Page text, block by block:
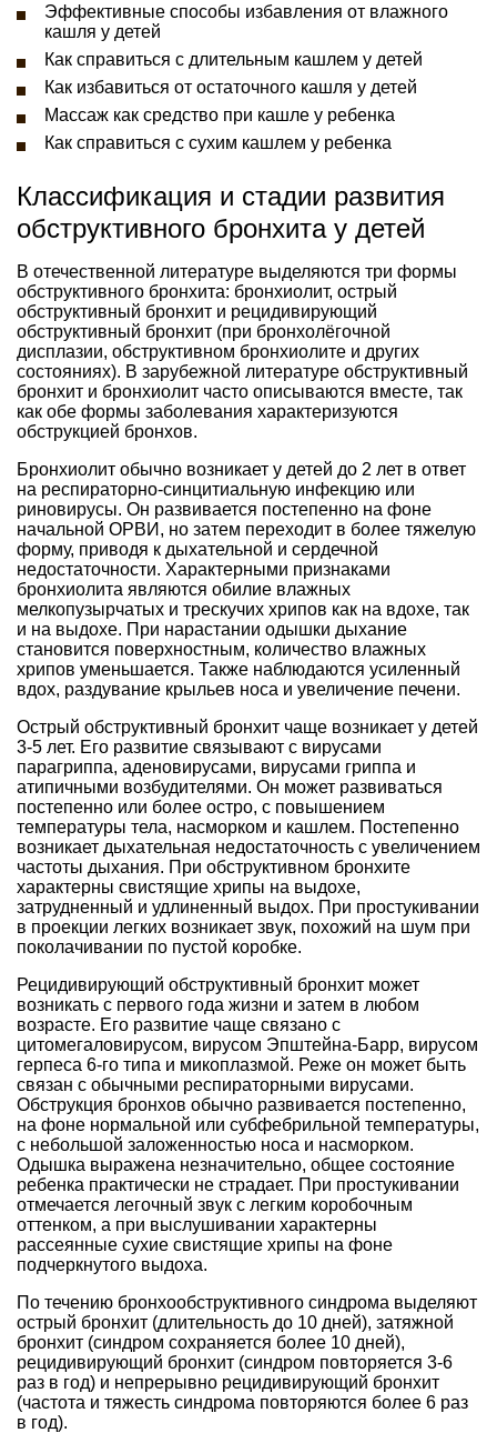
Эффективные способы избавления от влажного
кашля у детей
Как справиться с длительным кашлем у детей
Как избавиться от остаточного кашля у детей
Массаж как средство при кашле у ребенка
Как справиться с сухим кашлем у ребенка
Классификация и стадии развития
обструктивного бронхита у детей
В отечественной литературе выделяются три формы
обструктивного бронхита: бронхиолит, острый
обструктивный бронхит и рецидивирующий
обструктивный бронхит (при бронхолёгочной
дисплазии, обструктивном бронхиолите и других
состояниях). В зарубежной литературе обструктивный
бронхит и бронхиолит часто описываются вместе, так
как обе формы заболевания характеризуются
обструкцией бронхов.
Бронхиолит обычно возникает у детей до 2 лет в ответ
на респираторно-синцитиальную инфекцию или
риновирусы. Он развивается постепенно на фоне
начальной ОРВИ, но затем переходит в более тяжелую
форму, приводя к дыхательной и сердечной
недостаточности. Характерными признаками
бронхиолита являются обилие влажных
мелкопузырчатых и трескучих хрипов как на вдохе, так
и на выдохе. При нарастании одышки дыхание
становится поверхностным, количество влажных
хрипов уменьшается. Также наблюдаются усиленный
вдох, раздувание крыльев носа и увеличение печени.
Острый обструктивный бронхит чаще возникает у детей
3-5 лет. Его развитие связывают с вирусами
парагриппа, аденовирусами, вирусами гриппа и
атипичными возбудителями. Он может развиваться
постепенно или более остро, с повышением
температуры тела, насморком и кашлем. Постепенно
возникает дыхательная недостаточность с увеличением
частоты дыхания. При обструктивном бронхите
характерны свистящие хрипы на выдохе,
затрудненный и удлиненный выдох. При простукивании
в проекции легких возникает звук, похожий на шум при
поколачивании по пустой коробке.
Рецидивирующий обструктивный бронхит может
возникать с первого года жизни и затем в любом
возрасте. Его развитие чаще связано с
цитомегаловирусом, вирусом Эпштейна-Барр, вирусом
герпеса 6-го типа и микоплазмой. Реже он может быть
связан с обычными респираторными вирусами.
Обструкция бронхов обычно развивается постепенно,
на фоне нормальной или субфебрильной температуры,
с небольшой заложенностью носа и насморком.
Одышка выражена незначительно, общее состояние
ребенка практически не страдает. При простукивании
отмечается легочный звук с легким коробочным
оттенком, а при выслушивании характерны
рассеянные сухие свистящие хрипы на фоне
подчеркнутого выдоха.
По течению бронхообструктивного синдрома выделяют
острый бронхит (длительность до 10 дней), затяжной
бронхит (синдром сохраняется более 10 дней),
рецидивирующий бронхит (синдром повторяется 3-6
раз в год) и непрерывно рецидивирующий бронхит
(частота и тяжесть синдрома повторяются более 6 раз
в год).